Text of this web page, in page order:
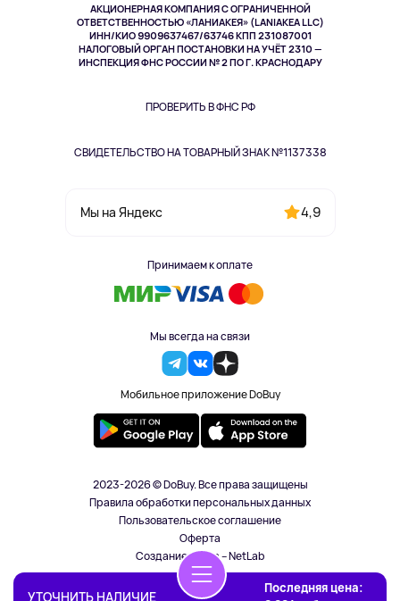
УТОЧНИТЬ НАЛИЧИЕ
Последняя цена:
АКЦИОНЕРНАЯ КОМПАНИЯ С ОГРАНИЧЕННОЙ
ОТВЕТСТВЕННОСТЬЮ «ЛАНИАКЕЯ» (LANIAKEA LLC)
ИНН/КИО 9909637467/63746 КПП 231087001
НАЛОГОВЫЙ ОРГАН ПОСТАНОВКИ НА УЧЁТ 2310 —
ИНСПЕКЦИЯ ФНС РОССИИ № 2 ПО Г. КРАСНОДАРУ
ПРОВЕРИТЬ В ФНС РФ
СВИДЕТЕЛЬСТВО НА ТОВАРНЫЙ ЗНАК №1137338
Мы на Яндекс 4,9
Принимаем к оплате
Мы всегда на связи
Мобильное приложение DoBuy
Здоровье питомцев
Одежда и аксессуары
2023-2026 © DoBuy. Все права защищены
Правила обработки персональных данных
Пользовательское соглашение
Оферта
Создание сайта – NetLab